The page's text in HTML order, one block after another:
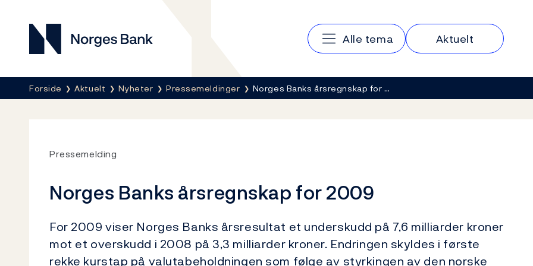
Norges Bank
Hovedmeny
Alle tema Aktuelt
Her er du nå:
Forside Aktuelt Nyheter Pressemeldinger Norges Banks årsregnskap for …
Pressemelding
Norges Banks årsregnskap for 2009
For 2009 viser Norges Banks årsresultat et underskudd på 7,6 milliarder kroner
mot et overskudd i 2008 på 3,3 milliarder kroner. Endringen skyldes i første
rekke kurstap på valutabeholdningen som følge av styrkingen av den norske